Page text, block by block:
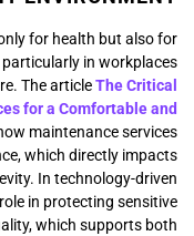
for health but also for
in workplaces
The articleThe Critical
for a Comfortable and
maintenance services
which directly impacts
In technology-driven
in protecting sensitive
which supports both